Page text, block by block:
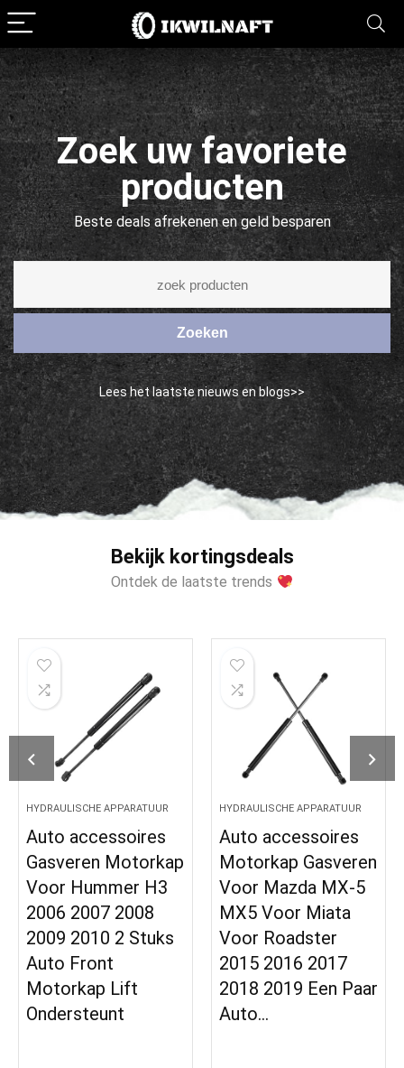
Zoek uw favoriete
producten
Beste deals afrekenen en geld besparen
Zoeken
Lees het laatste nieuws en blogs>>
Bekijk kortingsdeals
Ontdek de laatste trends
HYDRAULISCHE APPARATUUR
Auto accessoires
Gasveren Motorkap
Voor Hummer H3
2006 2007 2008
2009 2010 2 Stuks
Auto Front
Motorkap Lift
Ondersteunt
HYDRAULISCHE APPARATUUR
Auto accessoires
Motorkap Gasveren
Voor Mazda MX-5
MX5 Voor Miata
Voor Roadster
2015 2016 2017
2018 2019 Een Paar
Auto…